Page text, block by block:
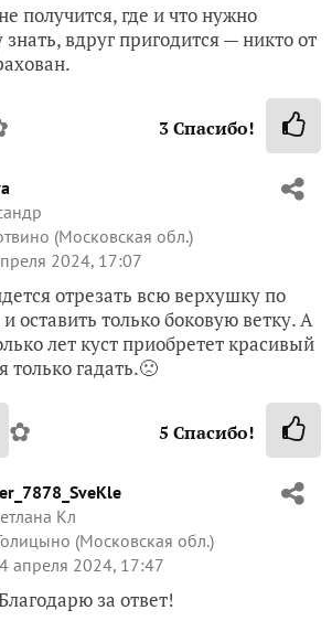
получится, где и что нужно
знать, вдруг пригодится — никто от
3Спасибо!
(Московская обл.)
2024, 17:07
отрезать всю верхушку по
оставить только боковую ветку. А
лет куст приобретет красивый
только гадать.🙁
✿ 5 Спасибо!
Кл
(Московская обл.)
4 апреля 2024, 17:47
за ответ!